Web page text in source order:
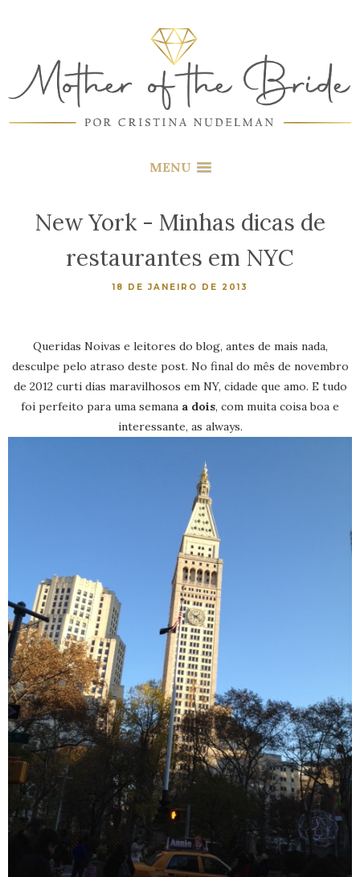
MENU
New York - Minhas dicas de
restaurantes em NYC
18 DE JANEIRO DE 2013
Queridas Noivas e leitores do blog, antes de mais nada,
desculpe pelo atraso deste post. No final do mês de novembro
de 2012 curti dias maravilhosos em NY, cidade que amo. E tudo
foi perfeito para uma semana a dois, com muita coisa boa e
interessante, as always.